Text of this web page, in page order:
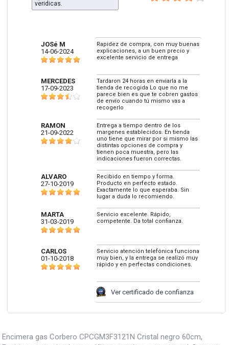
veridicas.
JOSé M
14-06-2024
Rapidez de compra, con muy buenas
explicaciones, a un buen precio y
excelente servicio de entrega
MERCEDES
17-09-2023
Tardaron 24 horas en enviarla a la
tienda de recogida Lo que no me
parece bien es que te cobren gastos
de envío cuando tú mismo vas a
recogerlo
RAMON
21-09-2022
Entrega a tiempo dentro de los
margenes establecidos. En tienda
uno tiene que mirar por si mismo las
distintas opciones de compra y
tienen poca muestra, pero las
indicaciones fueron correctas.
ALVARO
27-10-2019
Recibido en tiempo y forma.
Producto en perfecto estado.
Exactamente lo que esperaba. Sin
lugar a duda lo recomiendo.
MARTA
31-03-2019
Servicio excelente. Rápido,
competente. Da total confianza.
CARLOS
01-10-2018
Servicio atención telefónica funciona
muy bien, y la entrega se realizó muy
rápido y en perfectas condiciones.
Ver certificado de confianza
Encimera gas Corbero CPCGM3F3121N Cristal negro 60cm,